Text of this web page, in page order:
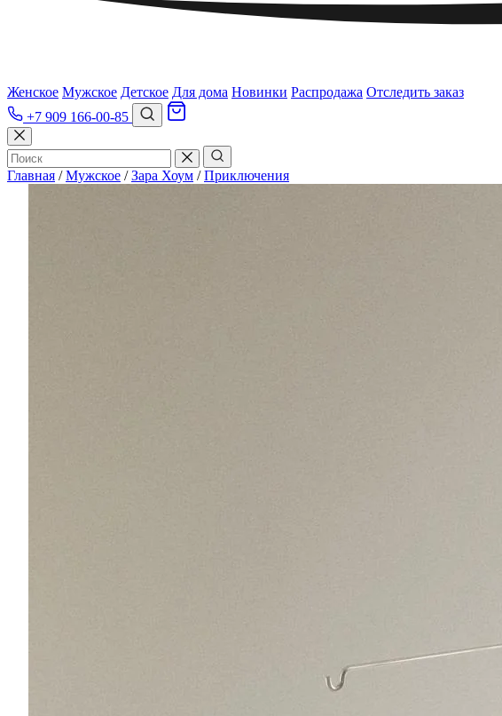
Женское Мужское Детское Для дома Новинки Распродажа Отследить заказ
+7 909 166-00-85
Главная / Мужское / Зара Хоум / Приключения